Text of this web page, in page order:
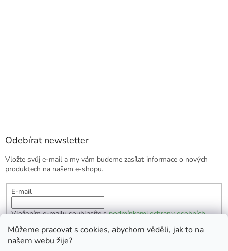
Můžeme pracovat s cookies, abychom věděli, jak to na
našem webu žije?
Odebírat newsletter
Vložte svůj e-mail a my vám budeme zasílat informace o nových
produktech na našem e-shopu.
E-mail
Vložením e-mailu souhlasíte spodmínkami ochrany osobních
PŘIHLÁSIT SE